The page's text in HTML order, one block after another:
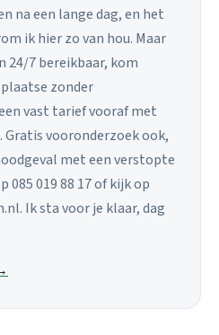
na een lange dag, en het
ik hier zo van hou. Maar
24/7 bereikbaar, kom
zonder
vast tarief vooraf met
vooronderzoek ook,
met een verstopte
085 019 88 17 of kijk op
Ik sta voor je klaar, dag